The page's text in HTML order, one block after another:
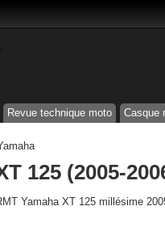
Revue technique moto Casque
125 (2005-
Yamaha XT 125 millésime